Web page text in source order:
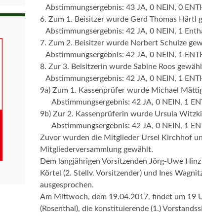
Abstimmungsergebnis: 43 JA, 0 NEIN, 0
6. Zum 1. Beisitzer wurde Gerd Thomas Härtl
Abstimmungsergebnis: 42 JA, 0 NEIN, 1
7. Zum 2. Beisitzer wurde Norbert Schulze
Abstimmungsergebnis: 42 JA, 0 NEIN, 1
8. Zur 3. Beisitzerin wurde Sabine Roos
Abstimmungsergebnis: 42 JA, 0 NEIN, 1
9a) Zum 1. Kassenprüfer wurde Michael
Abstimmungsergebnis: 42 JA, 0 NEIN, 1
9b) Zur 2. Kassenprüferin wurde Ursula
Abstimmungsergebnis: 42 JA, 0 NEIN, 1
Zuvor wurden die Mitglieder Ursel Kirchhof
Mitgliederversammlung gewählt.
Dem langjährigen Vorsitzenden Jörg-Uwe
Körtel (2. Stellv. Vorsitzender) und Ines
ausgesprochen.
Am Mittwoch, dem 19.04.2017, findet um 19
(Rosenthal), die konstituierende (1.)